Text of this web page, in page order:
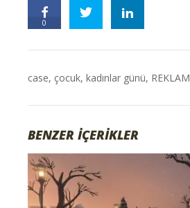
0
case, çocuk,kadınlar günü, REKLAM
BENZER İÇERİKLER